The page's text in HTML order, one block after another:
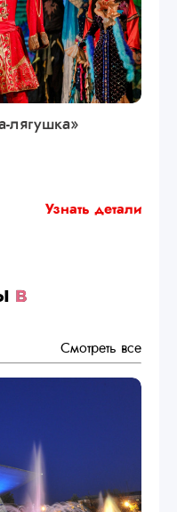
лягушка»
Узнать детали
в
Смотреть все